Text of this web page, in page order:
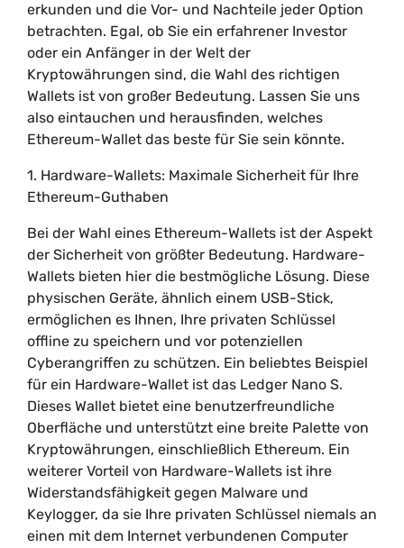
erkunden und die Vor- und Nachteile jeder Option
betrachten. Egal, ob Sie ein erfahrener Investor
oder ein Anfänger in der Welt der
Kryptowährungen sind, die Wahl des richtigen
Wallets ist von großer Bedeutung. Lassen Sie uns
also eintauchen und herausfinden, welches
Ethereum-Wallet das beste für Sie sein könnte.
1. Hardware-Wallets: Maximale Sicherheit für Ihre
Ethereum-Guthaben
Bei der Wahl eines Ethereum-Wallets ist der Aspekt
der Sicherheit von größter Bedeutung. Hardware-
Wallets bieten hier die bestmögliche Lösung. Diese
physischen Geräte, ähnlich einem USB-Stick,
ermöglichen es Ihnen, Ihre privaten Schlüssel
offline zu speichern und vor potenziellen
Cyberangriffen zu schützen. Ein beliebtes Beispiel
für ein Hardware-Wallet ist das Ledger Nano S.
Dieses Wallet bietet eine benutzerfreundliche
Oberfläche und unterstützt eine breite Palette von
Kryptowährungen, einschließlich Ethereum. Ein
weiterer Vorteil von Hardware-Wallets ist ihre
Widerstandsfähigkeit gegen Malware und
Keylogger, da sie Ihre privaten Schlüssel niemals an
einen mit dem Internet verbundenen Computer